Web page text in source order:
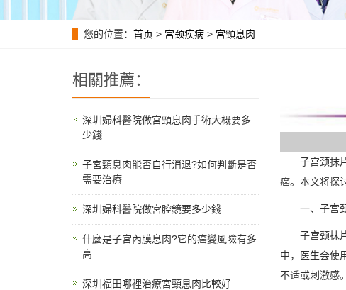
您的位置： 首页 > 宫颈疾病 > 宮頸息肉
子宫颈抹
癌。本文将探
一、子宫
子宫颈抹
中，医生会使
不适或刺激感。
相關推薦：
深圳婦科醫院做宮頸息肉手術大概要多
少錢
子宮頸息肉能否自行消退?如何判斷是否
需要治療
深圳婦科醫院做宮腔鏡要多少錢
什麼是子宮內膜息肉?它的癌變風險有多
高
深圳福田哪裡治療宮頸息肉比較好